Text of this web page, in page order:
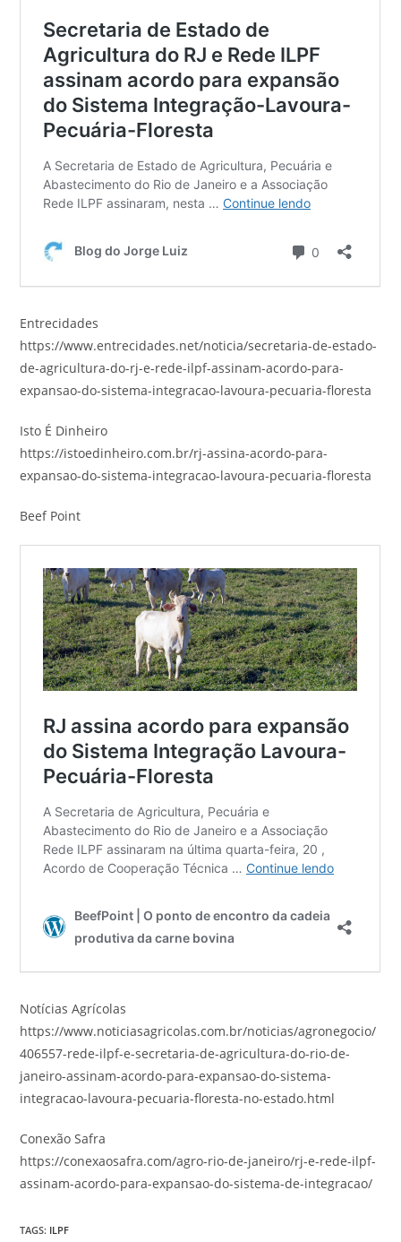
Entrecidades
https://www.entrecidades.net/noticia/secretaria-de-estado-
de-agricultura-do-rj-e-rede-ilpf-assinam-acordo-para-
expansao-do-sistema-integracao-lavoura-pecuaria-floresta
Isto É Dinheiro
https://istoedinheiro.com.br/rj-assina-acordo-para-
expansao-do-sistema-integracao-lavoura-pecuaria-floresta
Beef Point
Notícias Agrícolas
https://www.noticiasagricolas.com.br/noticias/agronegocio/
406557-rede-ilpf-e-secretaria-de-agricultura-do-rio-de-
janeiro-assinam-acordo-para-expansao-do-sistema-
integracao-lavoura-pecuaria-floresta-no-estado.html
Conexão Safra
https://conexaosafra.com/agro-rio-de-janeiro/rj-e-rede-ilpf-
assinam-acordo-para-expansao-do-sistema-de-integracao/
TAGS: ILPF